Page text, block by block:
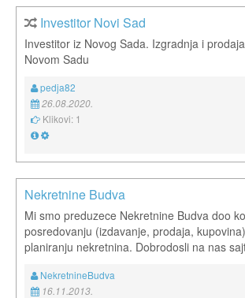
Investitor Novi Sad
Investitor iz Novog Sada. Izgradnja i
Novom Sadu
pedja82
26.08.2020.
Klikovi: 1
Nekretnine Budva
Mi smo preduzece Nekretnine Budva doo
posredovanju (izdavanje, prodaja,
planiranju nekretnina. Dobrodosli na nas
NekretnineBudva
16.11.2013.